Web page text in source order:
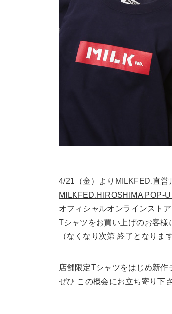
4/21（金）よりMILKFED.直営
MILKFED.HIROSHIMA POP-
オフィシャルオンラインストア
Tシャツをお買い上げのお客様
（なくなり次第 終了となりま
店舗限定Tシャツをはじめ新作
ぜひ この機会にお立ち寄り下さ